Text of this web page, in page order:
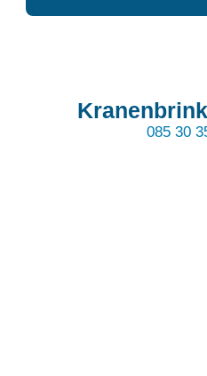
085 30